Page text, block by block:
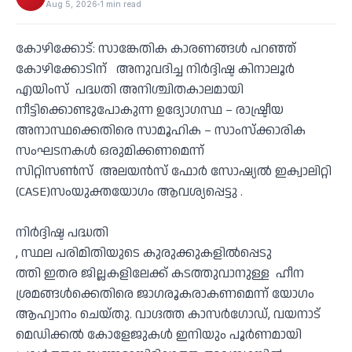
Aug 5, 2026 1 min read
കോഴിക്കോട്: സാങ്കേതിക കാരണങ്ങൾ പറഞ്ഞ്
കോഴിക്കോടിന് അനുവദിച്ച നിർദ്ദിഷ്ട കിനാലൂർ
എയിംസ് പദ്ധതി അനിശ്ചിതകാലമായി
നീട്ടിക്കൊണ്ടുപോകുന്ന ഉദ്യോഗസ്ഥ – രാഷ്ട്രീയ
അനാസ്ഥക്കെതിരെ സാമൂഹിക – സാംസ്ക്കാരിക
സംഘടനകൾ ഒരുമിക്കണമെന്ന്
സിറ്റിസൺസ് അലയൻസ് ഫോർ സോഷ്യൽ ഇക്വാലിറ്റി
(CASE)സംയുക്തയോഗം ആവശ്യപ്പെട്ടു .
നിർദ്ദിഷ്ട പദ്ധതി
, സ്ഥല പരിമിതിയുടെ കുരുക്കുകളിൽപ്പെടു
ത്തി ഇതര ജില്ലകളിലേക്ക് കടത്തുവാനുള്ള ഹീന
ശ്രമങ്ങൾക്കെതിരെ ജാഗരൂകരാകണമെന്ന് യോഗം
ആഹ്വാനം ചെയ്തു. വാഗ്ദത്ത കാസർഗോഡ്, വയനാട്
മെഡിക്കൽ കോളേജുകൾ ഇനിയും പൂർണമായി